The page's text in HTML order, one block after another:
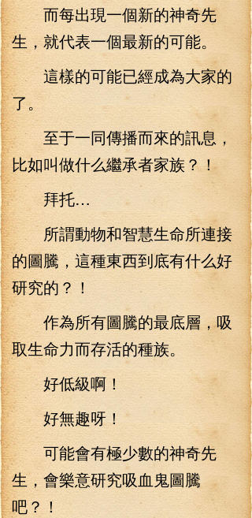
而每出現一個新的神奇先
生，就代表一個最新的可能。
這樣的可能已經成為大家的
了。
至于一同傳播而來的訊息，
比如叫做什么繼承者家族？！
拜托…
所謂動物和智慧生命所連接
的圖騰，這種東西到底有什么好
研究的？！
作為所有圖騰的最底層，吸
取生命力而存活的種族。
好低級啊！
好無趣呀！
可能會有極少數的神奇先
生，會樂意研究吸血鬼圖騰
吧？！